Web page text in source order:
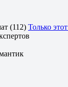
(112) Только